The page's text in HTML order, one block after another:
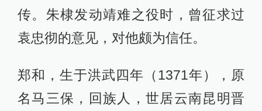
传。朱棣发动靖难之役时，曾征求过
袁忠彻的意见，对他颇为信任。
郑和，生于洪武四年（1371年），原
名马三保，回族人，世居云南昆明晋